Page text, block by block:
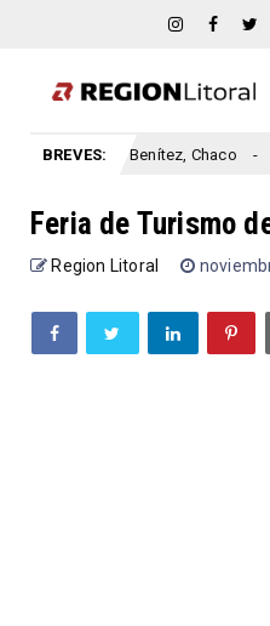
BREVES:
Colonia Benítez, Chaco chaco
Feria de Turismo
Region Litoral